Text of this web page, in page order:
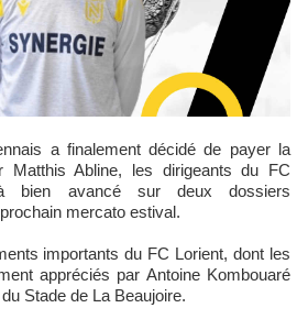
Matthis Abline, les dirigeants du FC
bien avancé sur deux dossiers
mercato estival.
importants du FC Lorient, dont les
appréciés par Antoine Kombouaré
Stade de La Beaujoire.